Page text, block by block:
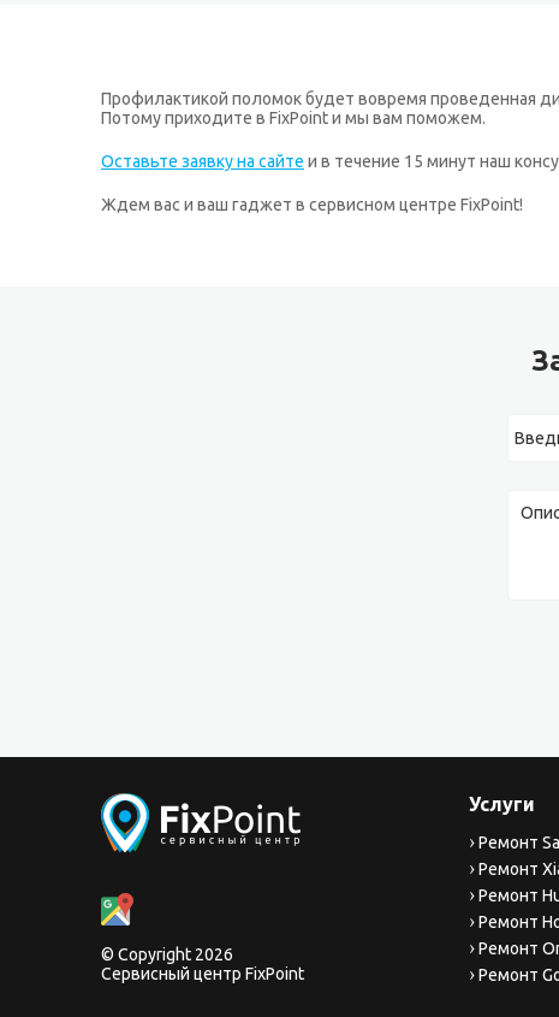
Профилактикой поломок будет вовремя проведенная
Потому приходите в FixPoint и мы вам поможем.
Оставьте заявку на сайте и в течение 15 минут наш
Ждем вас и ваш гаджет в сервисном центре FixPoint!
© Copyright 2026
Сервисный центр FixPoint
Услуги
Ремонт
Ремонт
Ремонт
Ремонт
Ремонт
Ремонт